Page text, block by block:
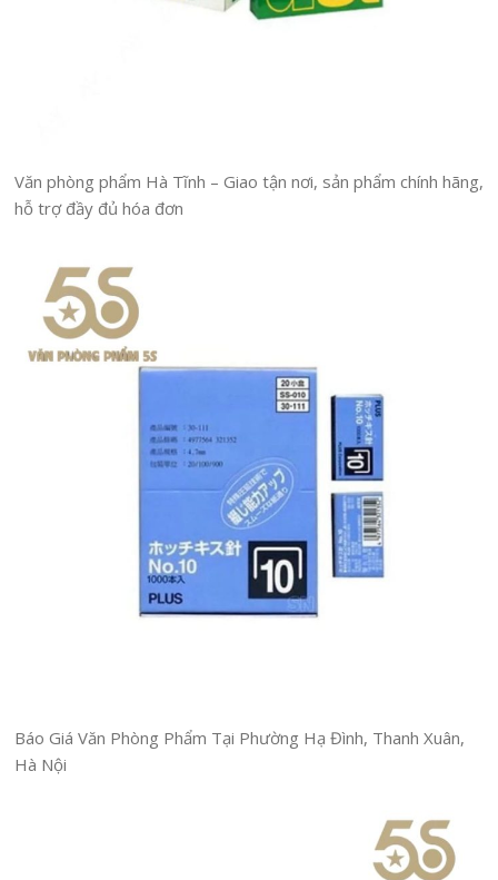
Văn phòng phẩm Hà Tĩnh – Giao tận nơi, sản phẩm chính hãng,
hỗ trợ đầy đủ hóa đơn
Báo Giá Văn Phòng Phẩm Tại Phường Hạ Đình, Thanh Xuân,
Hà Nội